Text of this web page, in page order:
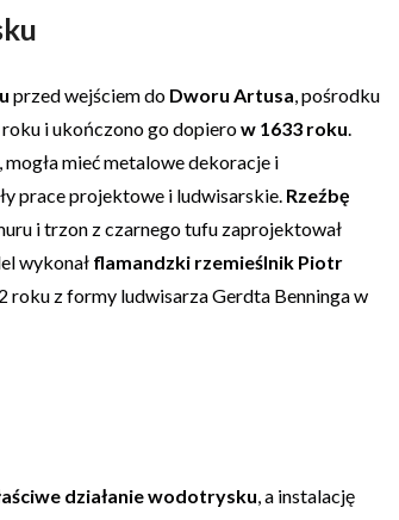
przed wejściem do Dworu Artusa, pośrodku
i ukończono go dopierow 1633 roku.
, mogła mieć metalowe dekoracje i
prace projektowe i ludwisarskie. Rzeźbę
i trzon z czarnego tufu zaprojektował
wykonał flamandzki rzemieślnik Piotr
roku z formy ludwisarza Gerdta Benninga w
działanie wodotrysku, a instalację